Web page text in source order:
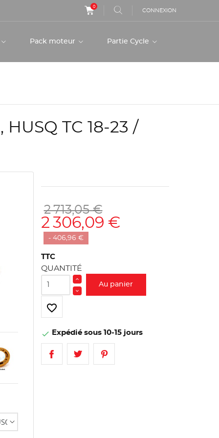
0
CONNEXION
Pack moteur Partie Cycle
HUSQ TC 18-23 /
2 713,05 €
2 306,09 €
- 406,96 €
TTC
QUANTITÉ
Au panier
favorite_border
 Expédié sous 10-15 jours